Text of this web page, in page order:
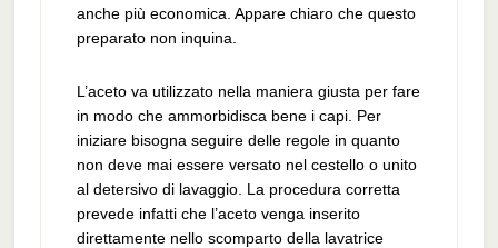
anche più economica. Appare chiaro che questo
preparato non inquina.
L’aceto va utilizzato nella maniera giusta per fare
in modo che ammorbidisca bene i capi. Per
iniziare bisogna seguire delle regole in quanto
non deve mai essere versato nel cestello o unito
al detersivo di lavaggio. La procedura corretta
prevede infatti che l’aceto venga inserito
direttamente nello scomparto della lavatrice